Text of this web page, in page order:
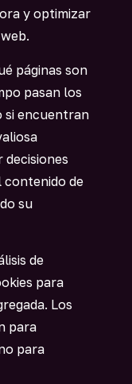
y optimizar
páginas son
pasan los
si encuentran
contenido de
su
de
para
Los
para
para